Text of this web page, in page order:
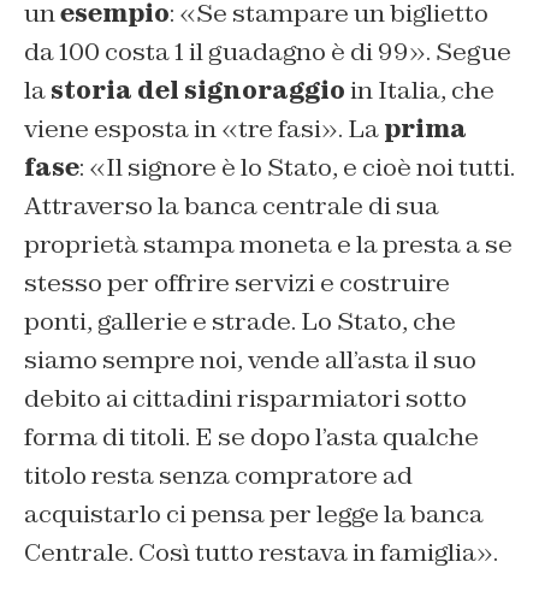
unesempio: «Se stampare un biglietto
da 100 costa 1 il guadagno è di 99». Segue
lastoria del signoraggioin Italia, che
viene esposta in «tre fasi». Laprima
fase: «Il signore è lo Stato, e cioè noi tutti.
Attraverso la banca centrale di sua
proprietà stampa moneta e la presta a se
stesso per offrire servizi e costruire
ponti, gallerie e strade. Lo Stato, che
siamo sempre noi, vende all’asta il suo
debito ai cittadini risparmiatori sotto
forma di titoli. E se dopo l’asta qualche
titolo resta senza compratore ad
acquistarlo ci pensa per legge la banca
Centrale. Così tutto restava in famiglia».